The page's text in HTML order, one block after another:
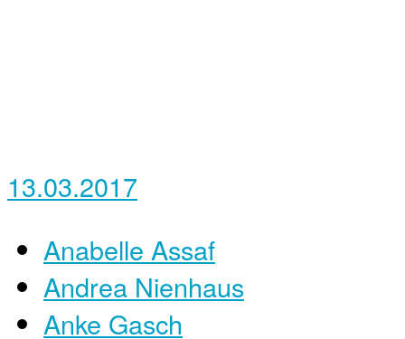
13.03.2017
Anabelle Assaf
Andrea Nienhaus
Anke Gasch